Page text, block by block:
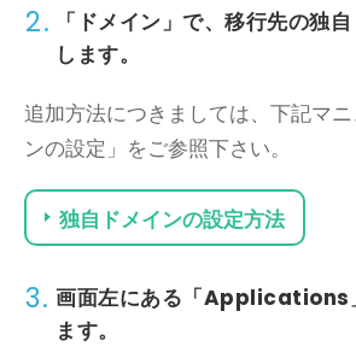
2.
「ドメイン」で、移行先の独
します。
追加方法につきましては、下記マ
ンの設定」をご参照下さい。
独自ドメインの設定方法
3. 画面左にある「Applications
ます。